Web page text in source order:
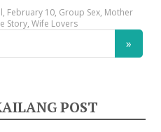
, February 10, Group Sex, Mother
Story,Wife Lovers
POST